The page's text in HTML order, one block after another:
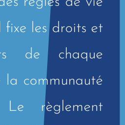
fixe les droits et
de chaque
la communauté
Le règlement